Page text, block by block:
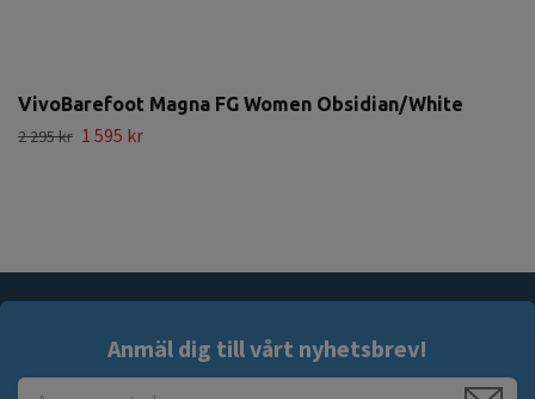
VivoBarefoot Magna FG Women Obsidian/White
2 295 kr 1 595 kr
Anmäl dig till vårt nyhetsbrev!